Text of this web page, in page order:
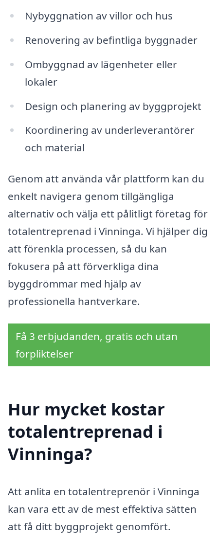
Nybyggnation av villor och hus
Renovering av befintliga byggnader
Ombyggnad av lägenheter eller
lokaler
Design och planering av byggprojekt
Koordinering av underleverantörer
och material
Genom att använda vår plattform kan du
enkelt navigera genom tillgängliga
alternativ och välja ett pålitligt företag för
totalentreprenad i Vinninga. Vi hjälper dig
att förenkla processen, så du kan
fokusera på att förverkliga dina
byggdrömmar med hjälp av
professionella hantverkare.
Få 3 erbjudanden, gratis och utan
förpliktelser
Hur mycket kostar
totalentreprenad i
Vinninga?
Att anlita en totalentreprenör i Vinninga
kan vara ett av de mest effektiva sätten
att få ditt byggprojekt genomfört.